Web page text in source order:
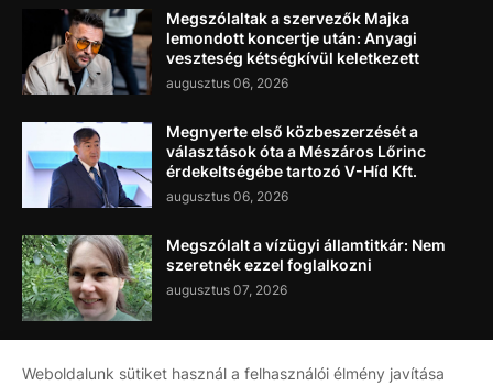
Megszólaltak a szervezők Majka
lemondott koncertje után: Anyagi
veszteség kétségkívül keletkezett
augusztus 06, 2026
Megnyerte első közbeszerzését a
választások óta a Mészáros Lőrinc
érdekeltségébe tartozó V-Híd Kft.
augusztus 06, 2026
Megszólalt a vízügyi államtitkár: Nem
szeretnék ezzel foglalkozni
augusztus 07, 2026
Weboldalunk sütiket használ a felhasználói élmény javítása